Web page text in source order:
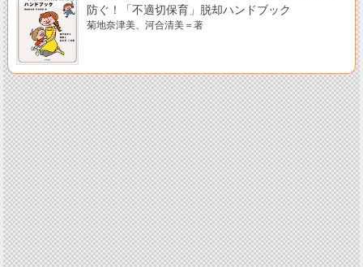
防ぐ！「不適切保育」脱却ハンドブック
菊地奈津美、河合清美＝著